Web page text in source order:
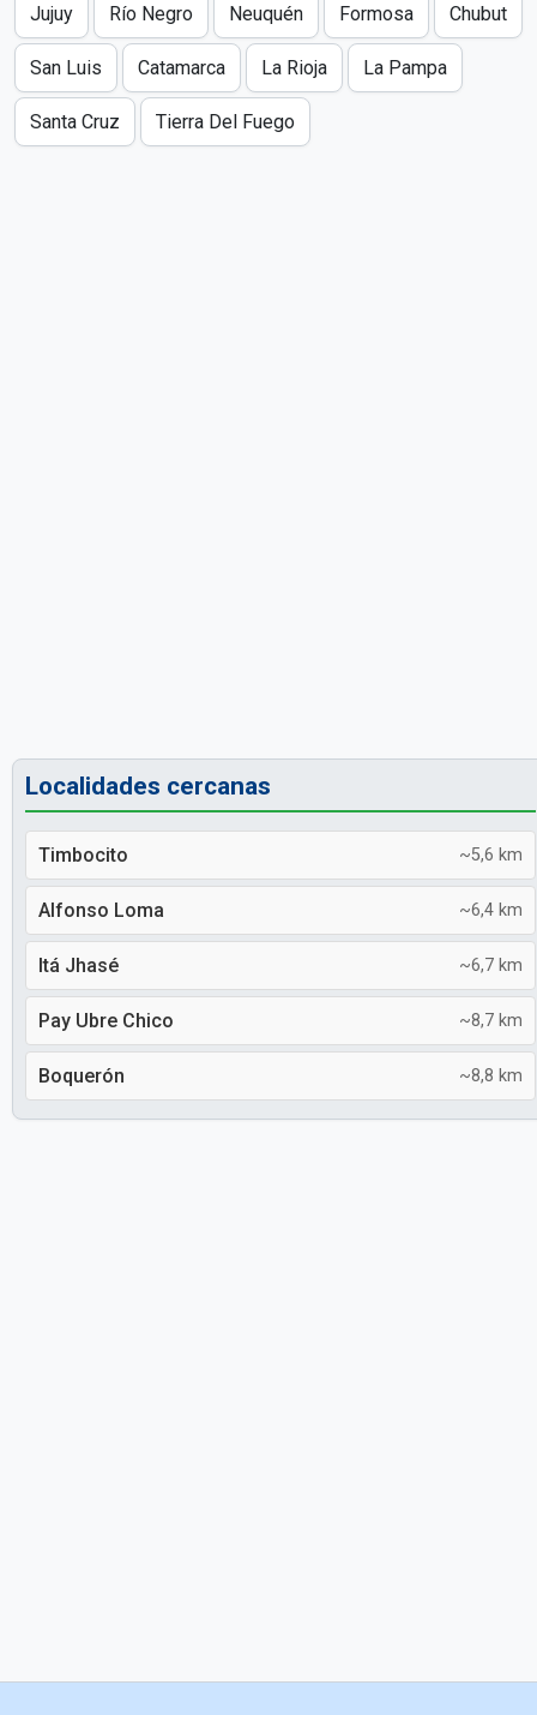
Jujuy Río Negro Neuquén Formosa Chubut
San Luis Catamarca La Rioja La Pampa
Santa Cruz Tierra Del Fuego
Localidades cercanas
Timbocito ~5,6 km
Alfonso Loma ~6,4 km
Itá Jhasé ~6,7 km
Pay Ubre Chico ~8,7 km
Boquerón ~8,8 km